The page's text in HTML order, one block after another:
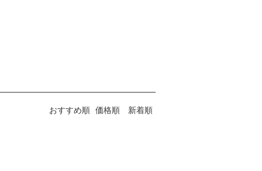
おすすめ順 価格順 新着順